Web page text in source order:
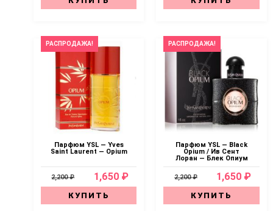
РАСПРОДАЖА!
Парфюм YSL — Yves
Saint Laurent — Opium
2,200 ₽ 1,650 ₽
КУПИТЬ
РАСПРОДАЖА!
Парфюм YSL — Black
Opium / Ив Сент
Лоран — Блек Опиум
2,200 ₽ 1,650 ₽
КУПИТЬ